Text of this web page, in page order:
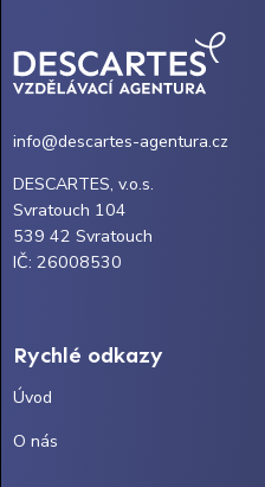
info@descartes-agentura.cz
DESCARTES, v.o.s.
Svratouch 104
539 42 Svratouch
IČ: 26008530
Rychlé odkazy
Úvod
O nás